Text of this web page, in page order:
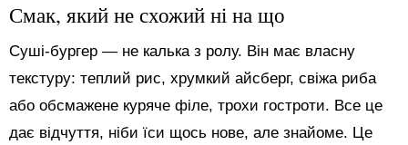
Смак, який не схожий ні на що
Суші-бургер — не калька з ролу. Він має власну
текстуру: теплий рис, хрумкий айсберг, свіжа риба
або обсмажене куряче філе, трохи гостроти. Все це
дає відчуття, ніби їси щось нове, але знайоме. Це